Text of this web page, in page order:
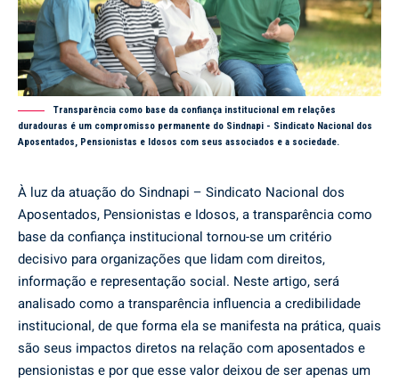
Transparência como base da confiança institucional em relações
duradouras é um compromisso permanente do Sindnapi - Sindicato Nacional dos
Aposentados, Pensionistas e Idosos com seus associados e a sociedade.
À luz da atuação do Sindnapi – Sindicato Nacional dos
Aposentados, Pensionistas e Idosos, a transparência como
base da confiança institucional tornou-se um critério
decisivo para organizações que lidam com direitos,
informação e representação social. Neste artigo, será
analisado como a transparência influencia a credibilidade
institucional, de que forma ela se manifesta na prática, quais
são seus impactos diretos na relação com aposentados e
pensionistas e por que esse valor deixou de ser apenas um